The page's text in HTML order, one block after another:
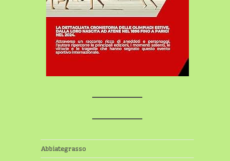
Abbiategrasso